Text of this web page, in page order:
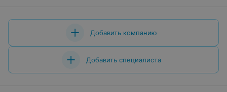
Добавить компанию
Добавить специалиста